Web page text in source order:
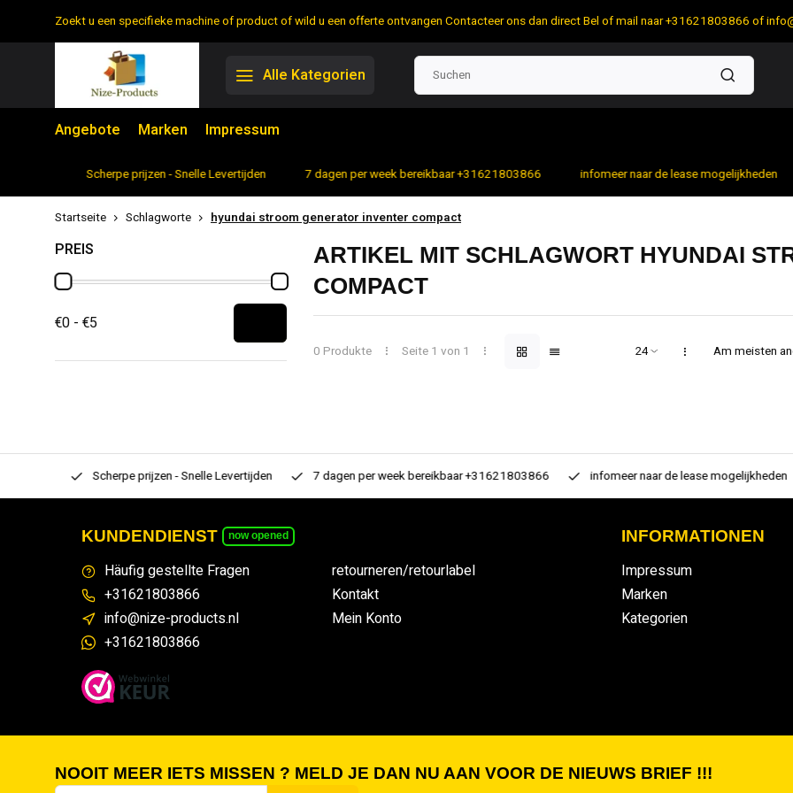
Zoekt u een specifieke machine of product of wild u een offerte ontvangen Contacteer ons dan direct Bel of mail naar +31621803866 of
Alle Kategorien
Angebote Marken Impressum
Scherpe prijzen - Snelle Levertijden 7 dagen per week bereikbaar +31621803866 infomeer naar de lease mogelijkheden
Startseite Schlagworte hyundai stroom generator inventer compact
PREIS
€0 - €5
ARTIKEL MIT SCHLAGWORT HYUNDAI
COMPACT
0 Produkte Seite 1 von 1 Am meisten
Scherpe prijzen - Snelle Levertijden 7 dagen per week bereikbaar +31621803866 infomeer naar de lease mogelijkheden
KUNDENDIENST now opened
Häufig gestellte Fragen
+31621803866
info@nize-products.nl
+31621803866
retourneren/retourlabel
Kontakt
Mein Konto
INFORMATIONEN
Impressum
Marken
Kategorien
NOOIT MEER IETS MISSEN ? MELD JE DAN NU AAN VOOR DE NIEUWS BRIEF !!!